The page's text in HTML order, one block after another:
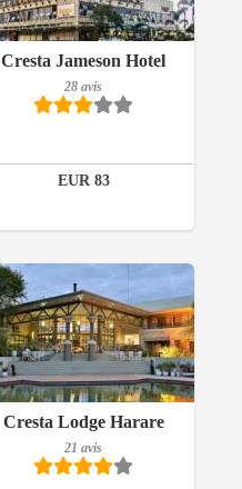
Cresta Jameson Hotel
28 avis
EUR 83
Petit-déjeuner inclus
28 avis
Cresta Lodge Harare
21 avis
Petit-déjeuner inclus
21 avis